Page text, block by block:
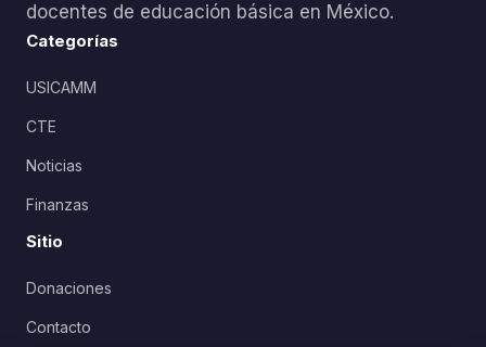
docentes de educación básica en México.
Categorías
USICAMM
CTE
Noticias
Finanzas
Sitio
Donaciones
Contacto